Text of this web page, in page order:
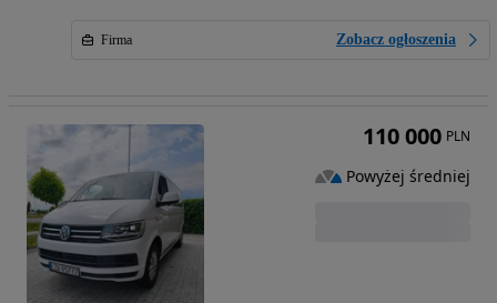
Firma Zobacz ogłoszenia
110 000 PLN
Powyżej średniej